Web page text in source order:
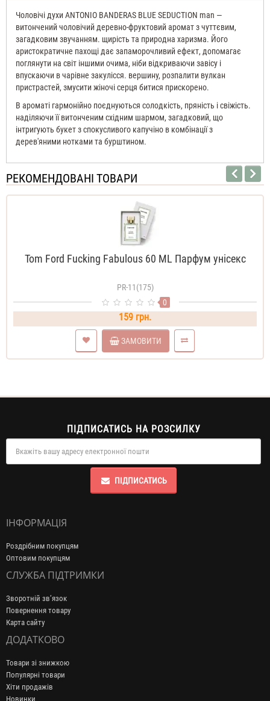
Чоловічі духи ANTONIO BANDERAS BLUE SEDUCTION man —
витончений чоловічий деревно-фруктовий аромат з чуттєвим,
загадковим звучанням. щирість та природна харизма. Його
аристократичне пахощі дає запаморочливий ефект, допомагає
поглянути на світ іншими очима, ніби відкриваючи завісу і
впускаючи в чарівне закулісся. вершину, розпалити вулкан
пристрастей, змусити жіночі серця битися прискорено.
В ароматі гармонійно поєднуються солодкість, пряність і свіжість.
наділяючи її витонченим східним шармом, загадковий, що
інтригують букет з спокусливого капучіно в комбінації з
дерев'яними нотками та бурштином.
РЕКОМЕНДОВАНІ ТОВАРИ
Tom Ford Fucking Fabulous 60 ML Парфум унісекс
PR-11(175)
0
159 грн.
ЗАМОВИТИ
ПІДПИСАТИСЬ НА РОЗСИЛКУ
ПІДПИСАТИСЬ
ІНФОРМАЦІЯ
Роздрібним покупцям
Оптовим покупцям
СЛУЖБА ПІДТРИМКИ
Зворотній зв’язок
Повернення товару
Карта сайту
ДОДАТКОВО
Товари зі знижкою
Популярні товари
Хіти продажів
Новинки